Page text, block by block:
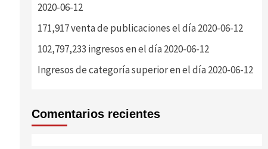
2020-06-12
171,917 venta de publicaciones el día 2020-06-12
102,797,233 ingresos en el día 2020-06-12
Ingresos de categoría superior en el día 2020-06-12
Comentarios recientes